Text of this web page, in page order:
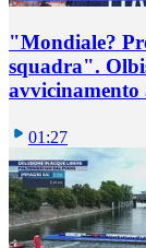
"Mondiale?
squadra".
01:27